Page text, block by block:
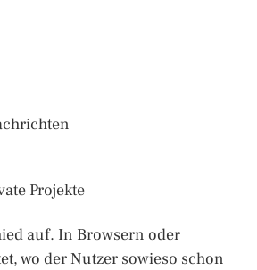
Projekte
auf. In Browsern oder
wo der Nutzer sowieso schon